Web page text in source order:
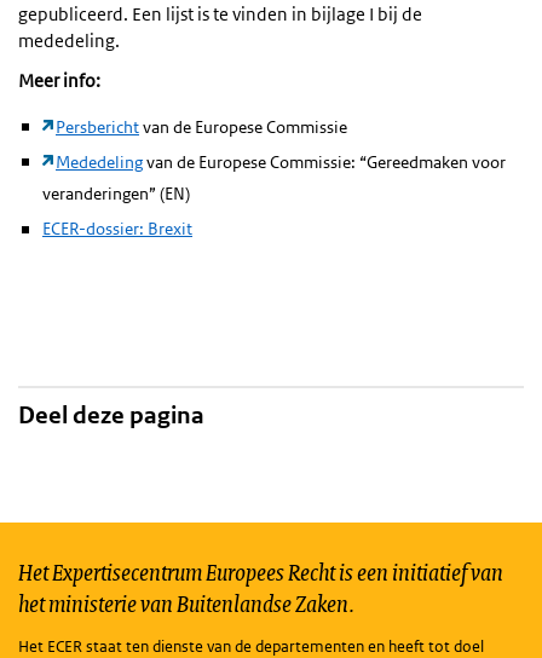
gepubliceerd. Een lijst is te vinden in bijlage I bij de
mededeling.
Meer info:
Persberichtvan de Europese Commissie
Mededelingvan de Europese Commissie: “Gereedmaken voor
veranderingen” (EN)
ECER-dossier: Brexit
Deel deze pagina
Het Expertisecentrum Europees Recht is een initiatief van
het ministerie van Buitenlandse Zaken.
Het ECER staat ten dienste van de departementen en heeft tot doel